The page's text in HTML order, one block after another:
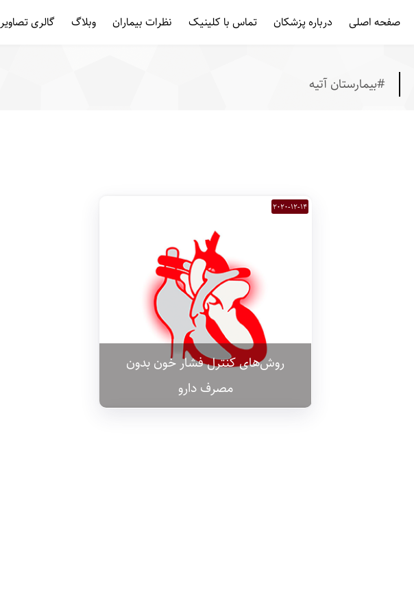
صفحه اصلی
درباره پزشکان تماس با کلینیک نظرات بیماران وبلاگ گالری تصاویر
#بیمارستان آتیه
2020-12-14
روش‌های کنترل فشار خون بدون
مصرف دارو